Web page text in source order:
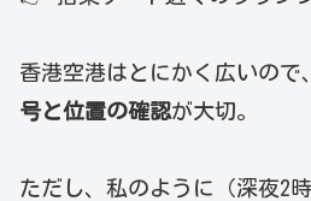
香港空港はとにかく広いので
号と位置の確認が大切。
ただし、私のように（深夜2